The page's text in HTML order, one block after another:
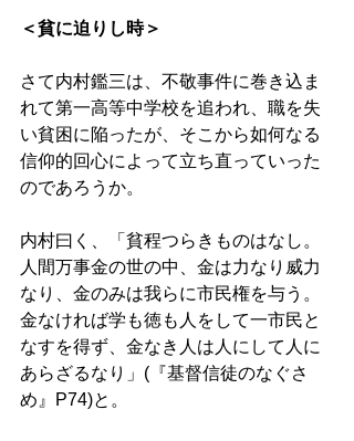
＜貧に迫りし時＞
さて内村鑑三は、不敬事件に巻き込ま
れて第一高等中学校を追われ、職を失
い貧困に陥ったが、そこから如何なる
信仰的回心によって立ち直っていった
のであろうか。
内村曰く、「貧程つらきものはなし。
人間万事金の世の中、金は力なり威力
なり、金のみは我らに市民権を与う。
金なければ学も徳も人をして一市民と
なすを得ず、金なき人は人にして人に
あらざるなり」(『基督信徒のなぐさ
め』P74)と。